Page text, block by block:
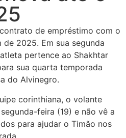
de empréstimo com o
2025. Em sua segunda
pertence ao Shakhtar
sua quarta temporada
do Alvinegro.
corinthiana, o volante
feira (19) e não vê a
para ajudar o Timão nos